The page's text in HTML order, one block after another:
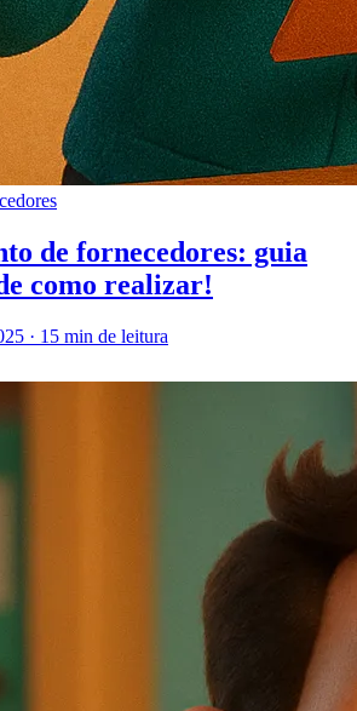
de fornecedores: guia
como realizar!
· 15 min de leitura